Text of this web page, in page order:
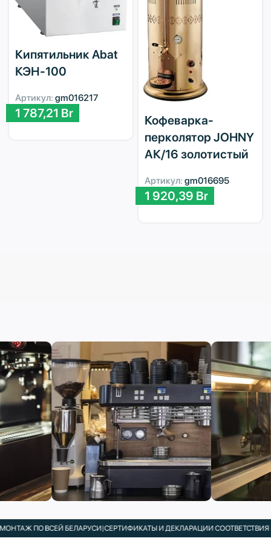
Кипятильник Abat
КЭН-100
Артикул: gm016217
1 787,21 Br
Кофеварка-
перколятор JOHNY
АК/16 золотистый
Артикул: gm016695
1 920,39 Br
ПО ВСЕЙ БЕЛАРУСИ|СЕРТИФИКАТЫ И ДЕКЛАРАЦИИ СООТВЕТСТВИЯ В